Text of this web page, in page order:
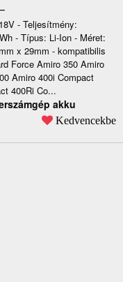
- Teljesítmény:
- Típus: Li-Ion - Méret:
x 29mm - kompatibilis
Force Amiro 350 Amiro
Amiro 400i Compact
400Ri Co...
akku
Kedvencekbe